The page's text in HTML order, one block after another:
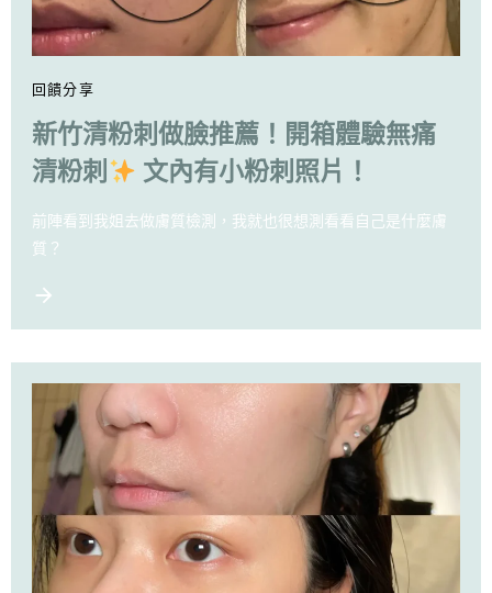
回饋分享
新竹清粉刺做臉推薦！開箱體驗無痛
清粉刺
文內有小粉刺照片！
前陣看到我姐去做膚質檢測，我就也很想測看看自己是什麼膚
質？